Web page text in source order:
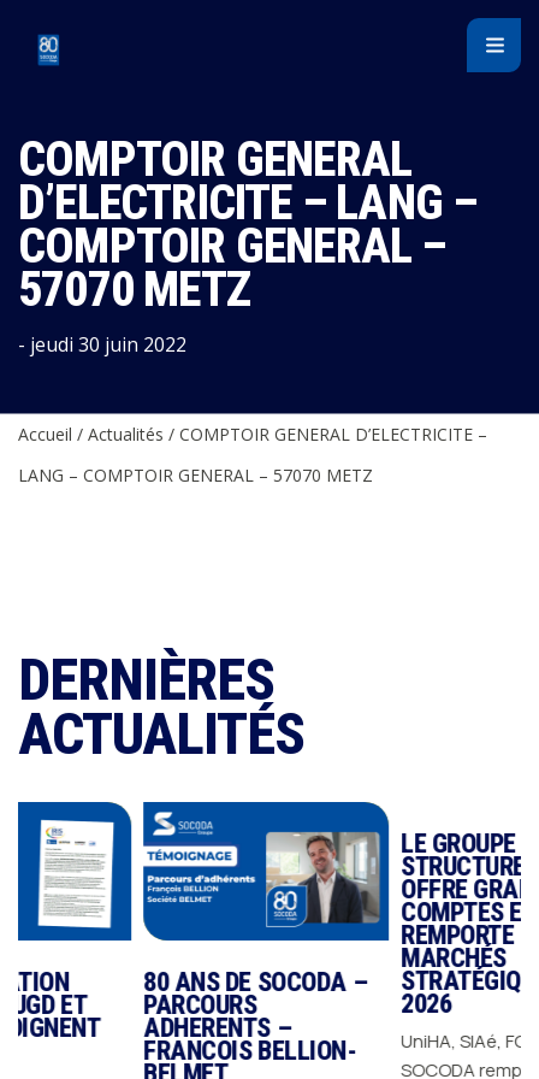
COMPTOIR GENERAL
D’ELECTRICITE – LANG –
COMPTOIR GENERAL –
57070 METZ
- jeudi 30 juin 2022
Accueil / Actualités / COMPTOIR GENERAL D’ELECTRICITE –
LANG – COMPTOIR GENERAL – 57070 METZ
DERNIÈRES
ACTUALITÉS
80 ANS DE SOCODA –
PARCOURS
ADHERENTS –
FRANCOIS BELLION-
LE GROUPE SOCODA
STRUCTURE SON
OFFRE GRANDS
COMPTES ET
REMPORTE DES
MARCHÉS
STRATÉGIQUES EN
UniHA, SIAé, FOSELEV…
SOCODA remporte des